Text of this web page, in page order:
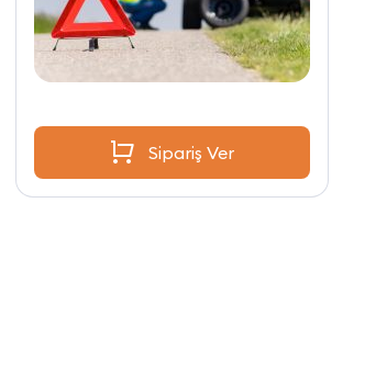
Sipariş Ver